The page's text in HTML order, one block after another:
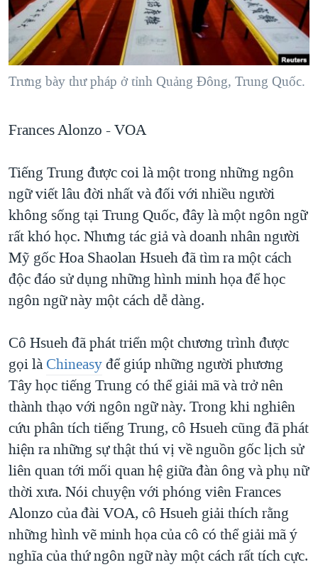
"Tìm"NGƯỜI VIỆT HẢI NGOẠI
ĐỜI SỐNG
KINH TẾ
KHOA HỌC
THỂ THAO
GIÁO DỤC
TẠI
HÀNH TRÌNH BẦU CỬ 2024
MỘT NĂM CHIẾN TRANH TẠI DẢI GAZA
GIẢI MÃ VÀNH ĐAI & CON ĐƯỜNG
TRỊNH VĨNH BÌNH - NGƯỜI HẠ 'BÊN THẮNG CUỘC'
CHI PHÍ CHIẾN TRANH AFGHANISTAN
CÁC GIÁ TRỊ CỘNG HÒA Ở VIỆT NAM
THƯỢNG ĐỈNH TRUMP-KIM TẠI VIỆT NAM
TRỊNH VĨNH BÌNH VS. CHÍNH PHỦ VIỆT NAM
NGƯ DÂN VIỆT VÀ LÀN SÓNG TRỘM HẢI SÂM
BÊN KIA QUỐC LỘ: TIẾNG VỌNG TỪ NÔNG THÔN MỸ
QUAN HỆ VIỆT MỸ
VIDEO
NGHE
MẠNG XÃ HỘI
Trưng bày thư pháp ở tỉnh Quảng Đông, Trung Quốc.
Frances Alonzo - VOA
Tiếng Trung được coi là một trong những ngôn
ngữ viết lâu đời nhất và đối với nhiều người
không sống tại Trung Quốc, đây là một ngôn ngữ
rất khó học. Nhưng tác giả và doanh nhân người
Mỹ gốc Hoa Shaolan Hsueh đã tìm ra một cách
độc đáo sử dụng những hình minh họa để học
ngôn ngữ này một cách dễ dàng.
Cô Hsueh đã phát triển một chương trình được
gọi làChineasyđể giúp những người phương
Tây học tiếng Trung có thể giải mã và trở nên
thành thạo với ngôn ngữ này. Trong khi nghiên
cứu phân tích tiếng Trung, cô Hsueh cũng đã phát
hiện ra những sự thật thú vị về nguồn gốc lịch sử
liên quan tới mối quan hệ giữa đàn ông và phụ nữ
thời xưa. Nói chuyện với phóng viên Frances
Alonzo của đài VOA, cô Hsueh giải thích rằng
những hình vẽ minh họa của cô có thể giải mã ý
nghĩa của thứ ngôn ngữ này một cách rất tích cực.